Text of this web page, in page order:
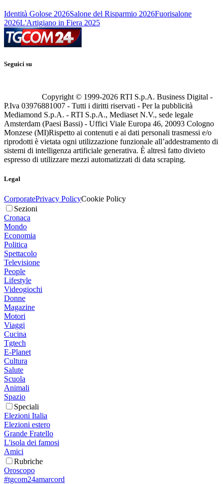
Identità Golose 2026Salone del Risparmio 2026Fuorisalone
2026L'Artigiano in Fiera 2025
Seguici su
Copyright © 1999-2026 RTI S.p.A. Business Digital -
P.Iva 03976881007 - Tutti i diritti riservati - Per la pubblicità
Mediamond S.p.A. - RTI S.p.A., Mediaset N.V., sede legale
Amsterdam (Paesi Bassi) - Uffici Viale Europa 46, 20093 Cologno
Monzese (MI)Rispetto ai contenuti e ai dati personali trasmessi e/o
riprodotti è vietata ogni utilizzazione funzionale all’addestramento di
sistemi di intelligenza artificiale generativa. È altresì fatto divieto
espresso di utilizzare mezzi automatizzati di data scraping.
Legal
CorporatePrivacy PolicyCookie Policy
Sezioni
Cronaca
Mondo
Economia
Politica
Spettacolo
Televisione
People
Lifestyle
Videogiochi
Donne
Magazine
Motori
Viaggi
Cucina
Tgtech
E-Planet
Cultura
Salute
Scuola
Animali
Spazio
Speciali
Elezioni Italia
Elezioni estero
Grande Fratello
L'isola dei famosi
Amici
Rubriche
Oroscopo
#tgcom24amarcord